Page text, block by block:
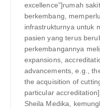
excellence”]rumah
berkembang,
infrastrukturnya untuk
pasien yang terus
perkembangannya
expansions,
advancements, e.g.,
the acquisition of
particular
Sheila Medika,